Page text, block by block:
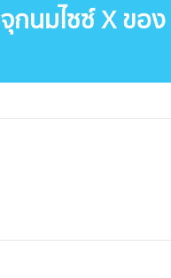
จุกนมไซซ์ X ของ